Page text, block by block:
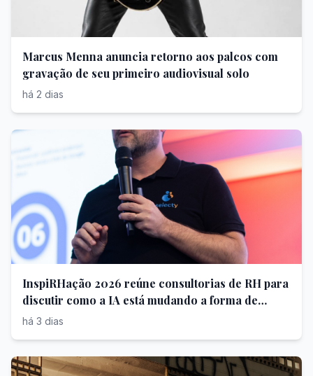
Marcus Menna anuncia retorno aos palcos com
gravação de seu primeiro audiovisual solo
há 2 dias
InspiRHação 2026 reúne consultorias de RH para
discutir como a IA está mudando a forma de
contratar
há 3 dias